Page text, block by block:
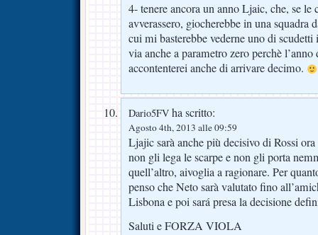
4- tenere ancora un anno Ljaic, che, se
avverassero, giocherebbe in una squadra
cui mi basterebbe vederne uno di
via anche a parametro zero perchè
accontenterei anche di arrivare decimo.
Dario5FV ha scritto:
Agosto 4th, 2013 alle 09:59
Ljajic sarà anche più decisivo di Rossi
non gli lega le scarpe e non gli porta
quell’altro, aivoglia a ragionare. Per
penso che Neto sarà valutato fino
Lisbona e poi sará presa la decisione
Saluti e FORZA VIOLA